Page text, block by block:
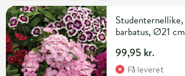
barbatus, Ø21
99,95 kr.
Få leveret